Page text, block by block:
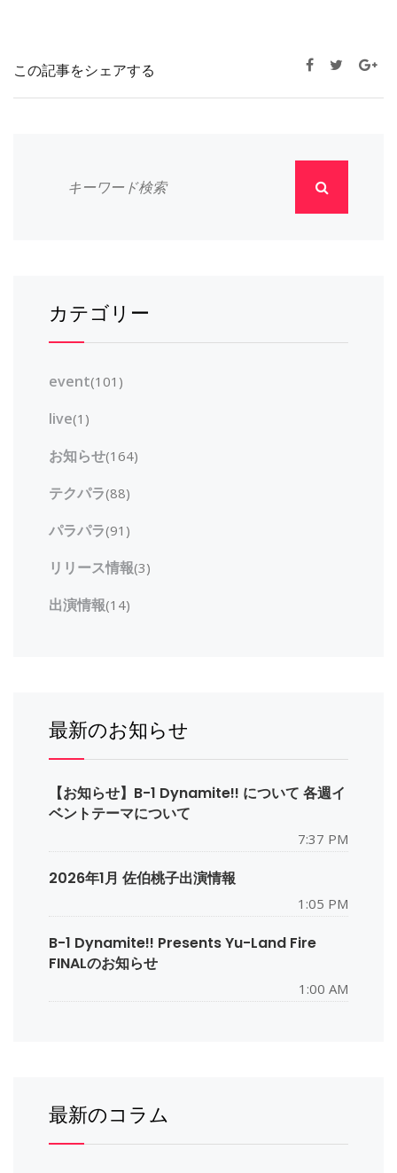
この記事をシェアする
カテゴリー
event(101)
live(1)
お知らせ(164)
テクパラ(88)
パラパラ(91)
リリース情報(3)
出演情報(14)
最新のお知らせ
【お知らせ】B-1 Dynamite!! について 各週イ
ベントテーマについて
7:37 PM
2026年1月 佐伯桃子出演情報
1:05 PM
B-1 Dynamite!! Presents Yu-Land Fire
FINALのお知らせ
1:00 AM
最新のコラム